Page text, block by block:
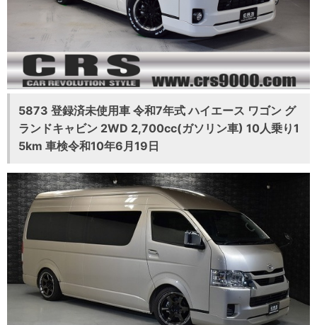
5873 登録済未使用車 令和7年式 ハイエース ワゴン グ
ランドキャビン 2WD 2,700cc(ガソリン車) 10人乗り1
5km 車検令和10年6月19日